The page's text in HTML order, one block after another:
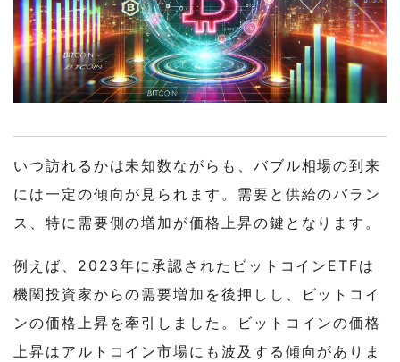
いつ訪れるかは未知数ながらも、バブル相場の到来
には一定の傾向が見られます。需要と供給のバラン
ス、特に需要側の増加が価格上昇の鍵となります。
例えば、2023年に承認されたビットコインETFは
機関投資家からの需要増加を後押しし、ビットコイ
ンの価格上昇を牽引しました。ビットコインの価格
上昇はアルトコイン市場にも波及する傾向がありま